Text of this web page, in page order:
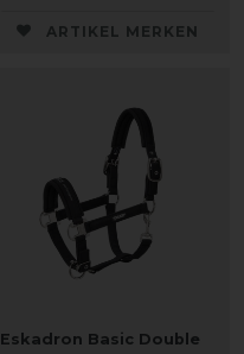
ARTIKEL MERKEN
Eskadron Basic Double